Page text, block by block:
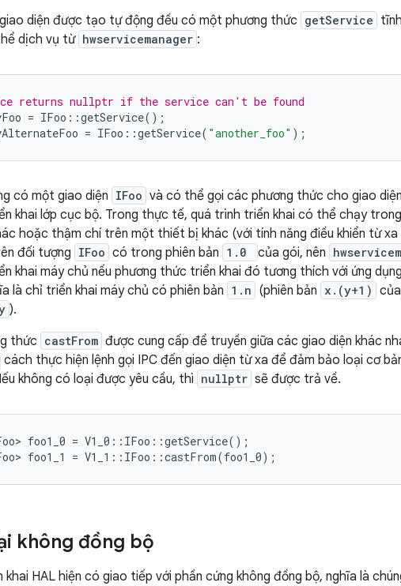
diện được tạo tự động đều có một phương thức getService
dịch vụ từ hwservicemanager :
returns nullptr if the service can't be found
= IFoo ::getService();
= IFoo ::getService( "another_foo" );
có một giao diện IFoo và có thể gọi các phương thức cho giao
khai lớp cục bộ. Trong thực tế, quá trình triển khai có thể chạy
hoặc thậm chí trên một thiết bị khác (với tính năng điều khiển từ xa
đối tượng IFoo có trong phiên bản 1.0 của gói, nên
khai máy chủ nếu phương thức triển khai đó tương thích với ứng dụng
là chỉ triển khai máy chủ có phiên bản 1.n (phiên bản x.(y+1)
).
thức castFrom được cung cấp để truyền giữa các giao diện khác
thực hiện lệnh gọi IPC đến giao diện từ xa để đảm bảo loại cơ
không có loại được yêu cầu, thì nullptr sẽ được trả về.
> foo1_0 = V1_0 :: IFoo ::getService();
> foo1_1 = V1_1 :: IFoo ::castFrom(foo1_0);
không đồng bộ
khai HAL hiện có giao tiếp với phần cứng không đồng bộ, nghĩa là